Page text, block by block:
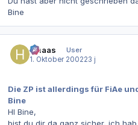
Bine
hmaas
User
1. Oktober 200223 j
Die ZP ist allerdings für FiAe
Bine
HI Bine,